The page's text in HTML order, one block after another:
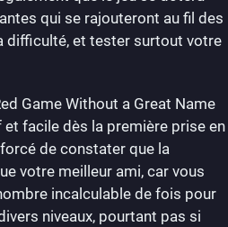
qui se rajouteront au fil des
difficulté, et tester surtout votre
Game Without a Great Name
facile dès la première prise en
de constater que la
votre meilleur ami, car vous
incalculable de fois pour
niveaux, pourtant pas si